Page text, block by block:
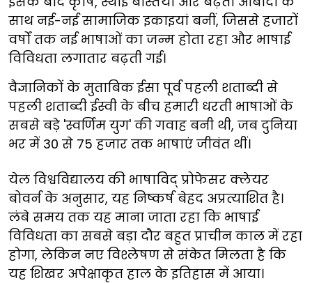
साथ नई-नई सामाजिक इकाइयां बनीं, जिससे हजारों
वर्षों तक नई भाषाओं का जन्म होता रहा और भाषाई
विविधता लगातार बढ़ती गई।
वैज्ञानिकों के मुताबिक ईसा पूर्व पहली शताब्दी से
पहली शताब्दी ईस्वी के बीच हमारी धरती भाषाओं के
सबसे बड़े 'स्वर्णिम युग' की गवाह बनी थी, जब दुनिया
भर में 30 से 75 हजार तक भाषाएं जीवंत थीं।
येल विश्वविद्यालय की भाषाविद् प्रोफेसर क्लेयर
बोवर्न के अनुसार, यह निष्कर्ष बेहद अप्रत्याशित है।
लंबे समय तक यह माना जाता रहा कि भाषाई
विविधता का सबसे बड़ा दौर बहुत प्राचीन काल में रहा
होगा, लेकिन नए विश्लेषण से संकेत मिलता है कि
यह शिखर अपेक्षाकृत हाल के इतिहास में आया।